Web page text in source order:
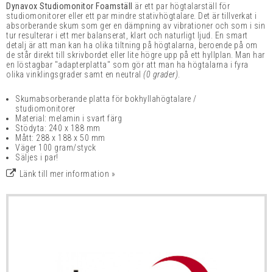
Dynavox Studiomonitor Foamställ
är ett par högtalarställ för
studiomonitorer eller ett par mindre stativhögtalare. Det är tillverkat i
absorberande skum som ger en dämpning av vibrationer och som i sin
tur resulterar i ett mer balanserat, klart och naturligt ljud. En smart
detalj är att man kan ha olika tiltning på högtalarna, beroende på om
de står direkt till skrivbordet eller lite högre upp på ett hyllplan. Man har
en löstagbar "adapterplatta" som gör att man ha högtalarna i fyra
olika vinklingsgrader samt en neutral (0 grader)
Skumabsorberande platta för bokhyllahögtalare /
studiomonitorer
Material: melamin i svart färg
Stödyta: 240 x 188 mm
Mått: 288 x 188 x 50 mm
Väger 100 gram/styck
Säljes i par!
Länk till mer information »